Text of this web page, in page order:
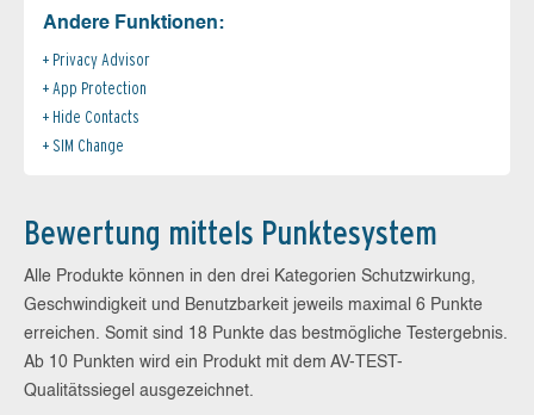
Andere Funktionen:
Privacy Advisor
App Protection
Hide Contacts
SIM Change
Bewertung mittels Punktesystem
Alle Produkte können in den drei Kategorien Schutzwirkung,
Geschwindigkeit und Benutzbarkeit jeweils maximal 6 Punkte
erreichen. Somit sind 18 Punkte das bestmögliche Testergebnis.
Ab 10 Punkten wird ein Produkt mit dem AV-TEST-
Qualitätssiegel ausgezeichnet.